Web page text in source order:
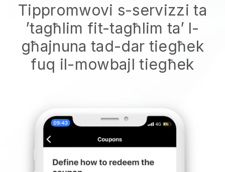
Tippromwovi s-servizzi ta
’tagħlim fit-tagħlim ta’ l-
għajnuna tad-dar tiegħek
fuq il-mowbajl tiegħek